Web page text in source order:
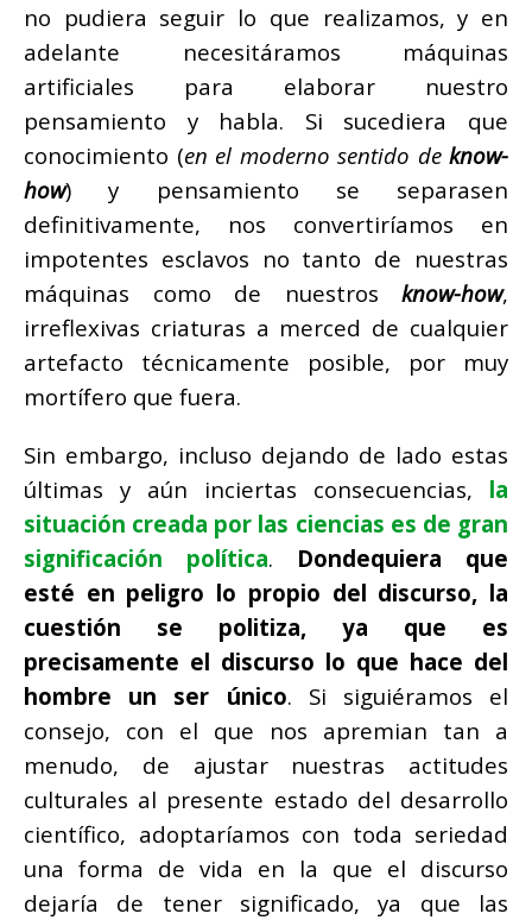
no pudiera seguir lo que realizamos, y en
adelante necesitáramos máquinas
artificiales para elaborar nuestro
pensamiento y habla. Si sucediera que
conocimiento (en el moderno sentido de know-
how) y pensamiento se separasen
definitivamente, nos convertiríamos en
impotentes esclavos no tanto de nuestras
máquinas como de nuestros know-how,
irreflexivas criaturas a merced de cualquier
artefacto técnicamente posible, por muy
mortífero que fuera.
Sin embargo, incluso dejando de lado estas
últimas y aún inciertas consecuencias, la
situación creada por las ciencias es de gran
significación política. Dondequiera que
esté en peligro lo propio del discurso, la
cuestión se politiza, ya que es
precisamente el discurso lo que hace del
hombre un ser único. Si siguiéramos el
consejo, con el que nos apremian tan a
menudo, de ajustar nuestras actitudes
culturales al presente estado del desarrollo
científico, adoptaríamos con toda seriedad
una forma de vida en la que el discurso
dejaría de tener significado, ya que las